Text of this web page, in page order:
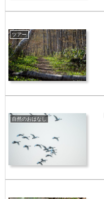
ツアー
自然のおはなし